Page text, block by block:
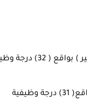
درجة وظيفية